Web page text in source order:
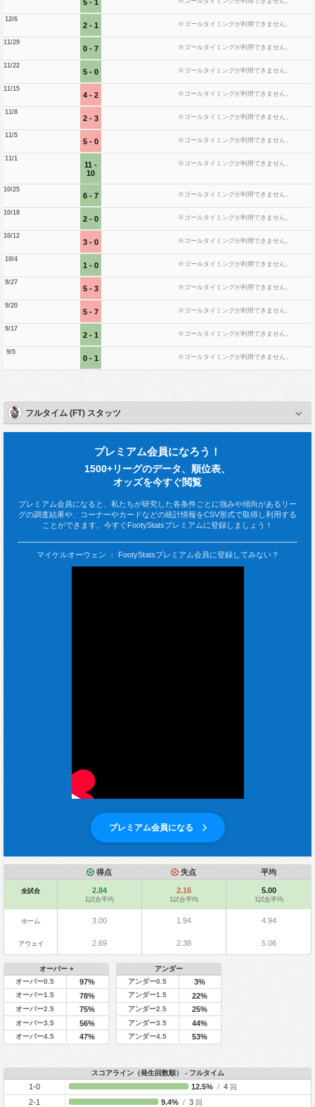
5 - 1
12/6
2 - 1 ※ゴールタイミングが利用できません。
11/29
0 - 7 ※ゴールタイミングが利用できません。
11/22
5 - 0 ※ゴールタイミングが利用できません。
11/15
4 - 2 ※ゴールタイミングが利用できません。
11/8
2 - 3 ※ゴールタイミングが利用できません。
11/5
5 - 0 ※ゴールタイミングが利用できません。
11/1
11 -
10
※ゴールタイミングが利用できません。
10/25
6 - 7 ※ゴールタイミングが利用できません。
10/18
2 - 0 ※ゴールタイミングが利用できません。
10/12
3 - 0 ※ゴールタイミングが利用できません。
10/4
1 - 0 ※ゴールタイミングが利用できません。
9/27
5 - 3 ※ゴールタイミングが利用できません。
9/20
5 - 7 ※ゴールタイミングが利用できません。
9/17
2 - 1 ※ゴールタイミングが利用できません。
9/5
0 - 1 ※ゴールタイミングが利用できません。
フルタイム (FT) スタッツ
プレミアム会員になろう！
1500+リーグのデータ、順位表、
オッズを今すぐ閲覧
プレミアム会員になると、私たちが研究した各条件ごとに強みや傾向があるリー
グの調査結果や、コーナーやカードなどの統計情報をCSV形式で取得し利用する
ことができます。今すぐFootyStatsプレミアムに登録しましょう！
プレミアム会員になる
マイケルオーウェン ： FootyStatsプレミアム会員に登録してみない？
得点 失点 平均
全試合 2.84
1試合平均
2.16
1試合平均
5.00
1試合平均
ホーム 3.00 1.94 4.94
アウェイ 2.69 2.38 5.06
オーバー +
オーバー0.5
97%
オーバー1.5 78%
オーバー2.5 75%
オーバー3.5 56%
オーバー4.5 47%
アンダー
アンダー0.5
3%
アンダー1.5 22%
アンダー2.5 25%
アンダー3.5 44%
アンダー4.5 53%
スコアライン（発生回数順） - フルタイム
1-0 12.5% /4 回
2-1 9.4% / 3 回